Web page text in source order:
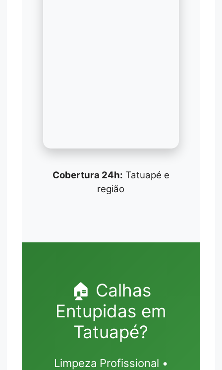
Cobertura 24h: Tatuapé e
região
🏠 Calhas
Entupidas em
Tatuapé?
Limpeza Profissional •